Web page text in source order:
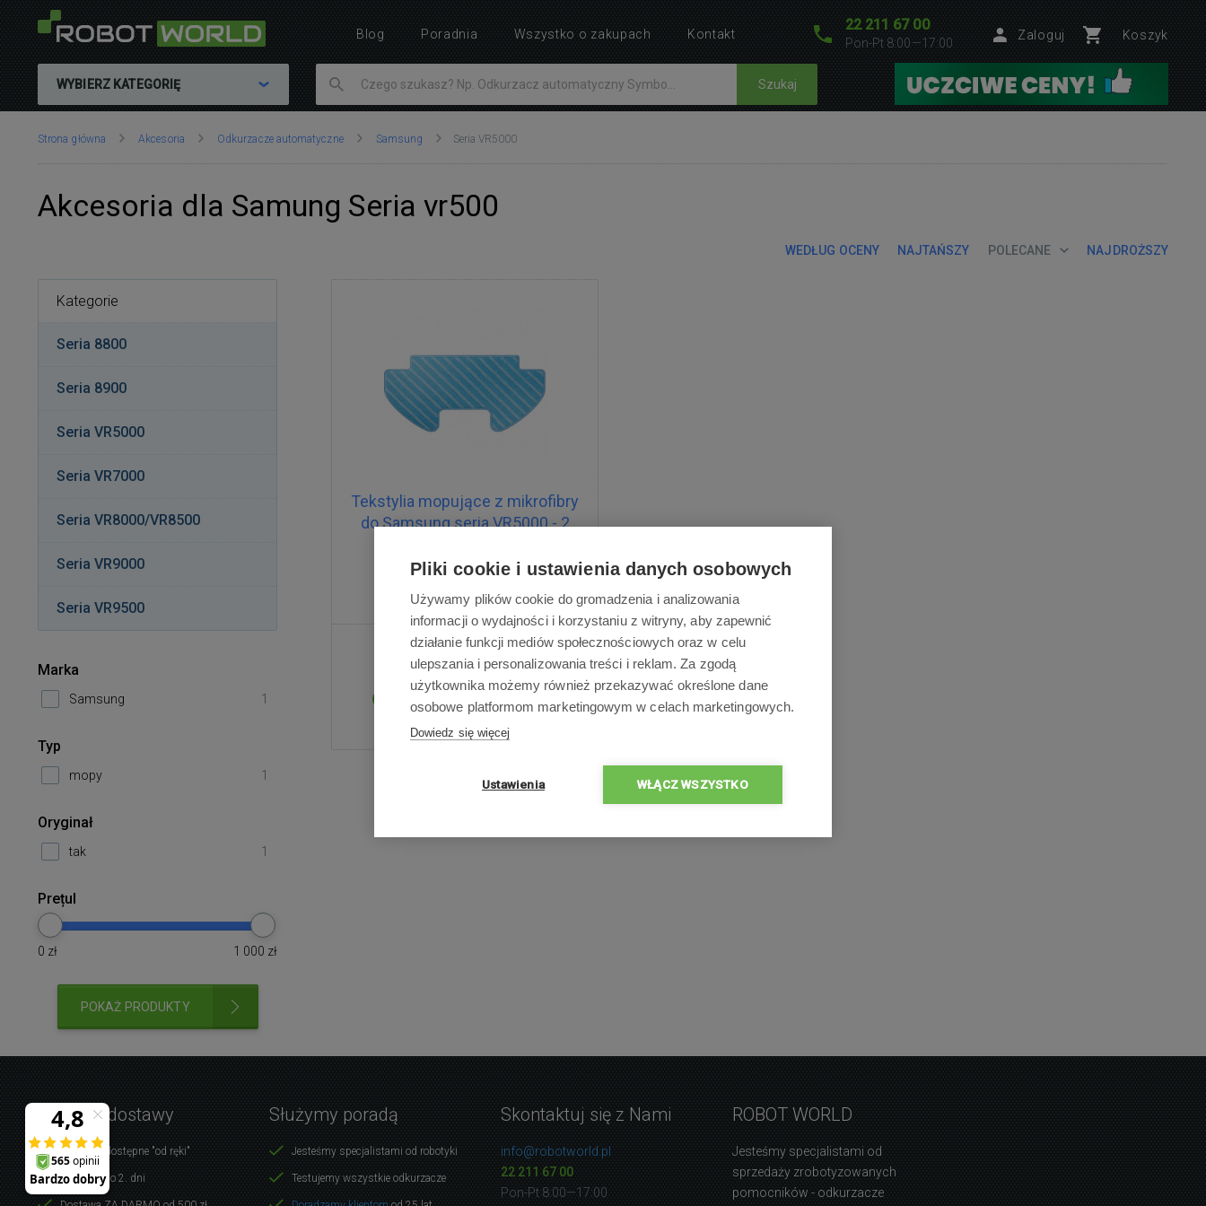
22 211 67 00
Pon-Pt 8:00—17:00
Zaloguj Koszyk
WYBIERZ KATEGORIĘ Szukaj
Znajdujesz
Strona główna Akcesoria Odkurzacze automatyczne Samsung Seria VR5000
Akcesoria dla Samung Seria vr500
WEDŁUG OCENY NAJTAŃSZY POLECANE NAJDROŻSZY
Tekstylia mopujące z mikrofibry
do Samsung seria VR5000 - 2
66,49 zł
Dostępne
Dostawa w ciągu 2 dni
roboczych
Kategorie
Seria 8800
Seria 8900
Seria VR5000
Seria VR7000
Seria VR8000/VR8500
Seria VR9000
Seria VR9500
Marka
Samsung 1
Typ
mopy 1
Oryginał
tak 1
Prețul
0 zł 1 000 zł
POKAŻ PRODUKTY
Blog Poradnia Wszystko o zakupach Kontakt
Warunki dostawy
Produkty dostępne "od ręki"
Dostawa do 2. dni
Służymy poradą
Jesteśmy specjalistami od robotyki
Testujemy wszystkie odkurzacze
Skontaktuj się z Nami
info@robotworld.pl
22 211 67 00
Pon-Pt 8:00—17:00
ROBOT WORLD
Jesteśmy specjalistami od
sprzedaży zrobotyzowanych
pomocników - odkurzacze
Pliki cookie i ustawienia danych osobowych
Używamy plików cookie do gromadzenia i analizowania
informacji o wydajności i korzystaniu z witryny, aby zapewnić
działanie funkcji mediów społecznościowych oraz w celu
ulepszania i personalizowania treści i reklam. Za zgodą
użytkownika możemy również przekazywać określone dane
osobowe platformom marketingowym w celach marketingowych.
Dowiedz się więcej
Ustawienia WŁĄCZ WSZYSTKO